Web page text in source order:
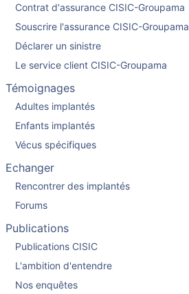
Contrat d'assurance CISIC-Groupama
Souscrire l'assurance CISIC-Groupama
Déclarer un sinistre
Le service client CISIC-Groupama
Témoignages
Adultes implantés
Enfants implantés
Vécus spécifiques
Echanger
Rencontrer des implantés
Forums
Publications
Publications CISIC
L'ambition d'entendre
Nos enquêtes